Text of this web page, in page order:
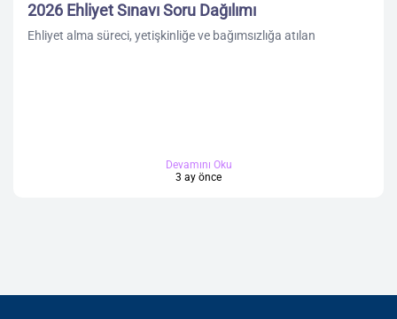
2026 Ehliyet Sınavı Soru Dağılımı
Ehliyet alma süreci, yetişkinliğe ve bağımsızlığa atılan
Devamını Oku
3 ay önce